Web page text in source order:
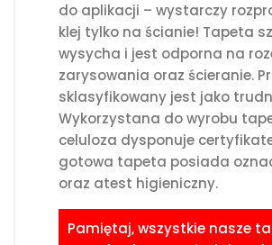
do aplikacji – wystarczy
klej tylko na ścianie! Tapeta
wysycha i jest odporna na
zarysowania oraz ścieranie.
sklasyfikowany jest jako
Wykorzystana do wyrobu
celuloza dysponuje
gotowa tapeta posiada
oraz atest higieniczny.
Pamiętaj, wszystkie nasze